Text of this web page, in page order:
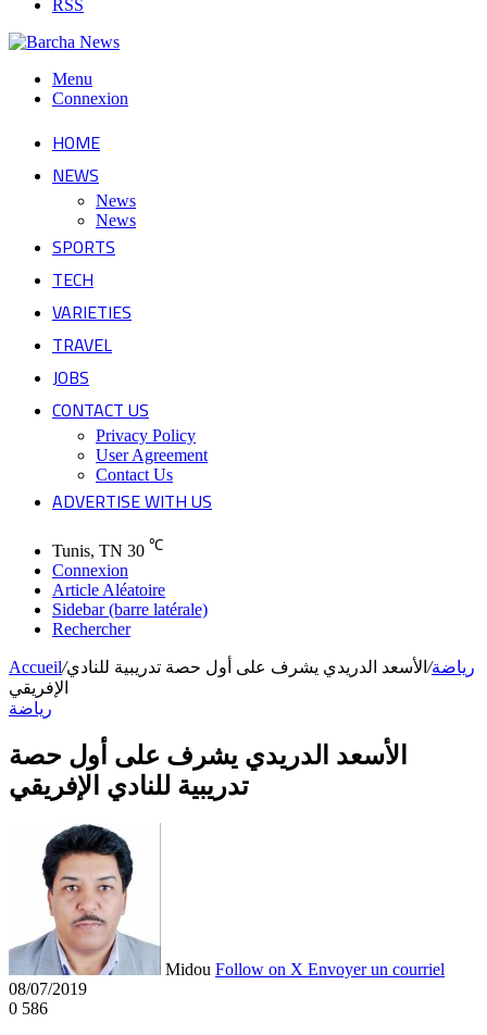
RSS
Menu
Connexion
HOME
NEWS
News
News
SPORTS
TECH
VARIETIES
TRAVEL
JOBS
CONTACT US
Privacy Policy
User Agreement
Contact Us
ADVERTISE WITH US
Tunis, TN 30 ℃
Connexion
Article Aléatoire
Sidebar (barre latérale)
Rechercher
Accueil/ رياضة/ الأسعد الدريدي يشرف على أول حصة تدريبية للنادي
الإفريقي
رياضة
الأسعد الدريدي يشرف على أول حصة
تدريبية للنادي الإفريقي
Midou Follow on X Envoyer un courriel
08/07/2019
0 586